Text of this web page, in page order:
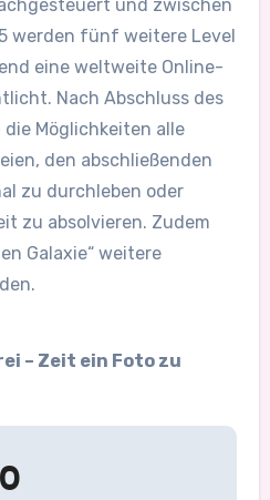
und zwischen
werden fünf weitere Level
eine weltweite Online-
Nach Abschluss des
Möglichkeiten alle
den abschließenden
zu durchleben oder
zu absolvieren. Zudem
Galaxie“ weitere
– Zeit ein Foto zu